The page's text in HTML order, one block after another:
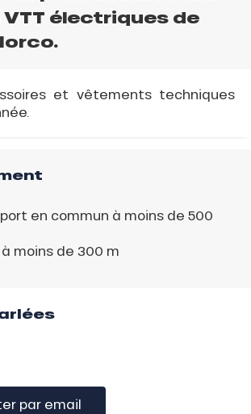
électriques de
et vêtements techniques
en commun à moins de 500
moins de 300 m
par email